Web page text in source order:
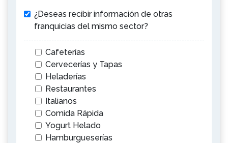
¿Deseas recibir información de otras
franquicias del mismo sector?
Cafeterías
Cervecerías y Tapas
Heladerías
Restaurantes
Italianos
Comida Rápida
Yogurt Helado
Hamburgueserías